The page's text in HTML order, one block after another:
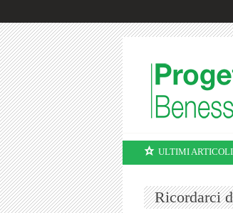
ULTIMI ARTICOLI
Ricordarci